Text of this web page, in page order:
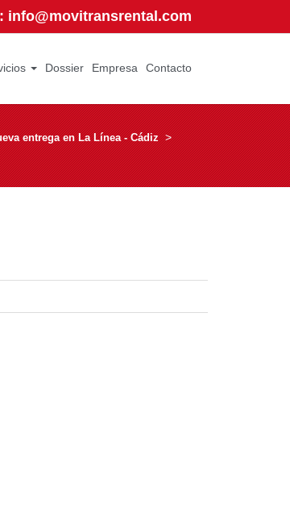
info@movitransrental.com
Dossier Empresa Contacto
entrega en La Línea - Cádiz­ > ­